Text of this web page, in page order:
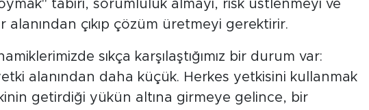
tabiri, sorumluluk almayı, risk üstlenmeyi ve
çıkıp çözüm üretmeyi gerektirir.
sıkça karşılaştığımız bir durum var:
alanından daha küçük. Herkes yetkisini kullanmak
getirdiği yükün altına girmeye gelince, bir